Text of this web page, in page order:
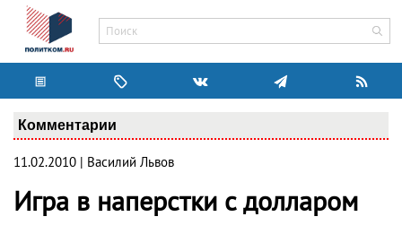
Комментарии
11.02.2010 | Василий Львов
Игра в наперстки с долларом